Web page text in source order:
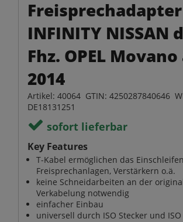
Freisprechadapter
INFINITY NISSAN
Fhz. OPEL Movano
2014
Artikel: 40064 GTIN: 4250287840646
DE18131251
sofort lieferbar
Key Features
T-Kabel ermöglichen das
Freisprechanlagen, Verstärkern o.ä.
keine Schneidarbeiten an der
Verkabelung notwendig
einfacher Einbau
universell durch ISO Stecker und